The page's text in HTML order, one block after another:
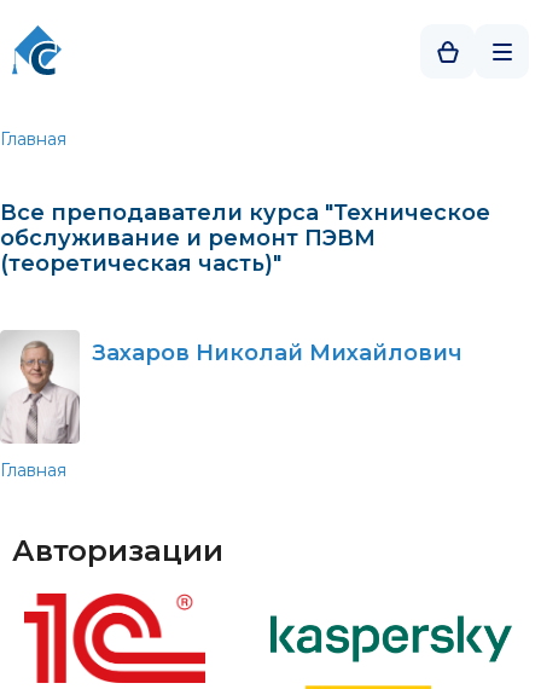
Главная
Все преподаватели курса "Техническое
обслуживание и ремонт ПЭВМ
(теоретическая часть)"
Захаров Николай Михайлович
Главная
Авторизации